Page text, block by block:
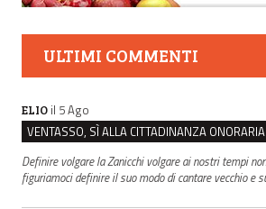
ULTIMI COMMENTI
ELIO il 5 Ago
Definire volgare la Zanicchi volgare ai nostri tempi
figuriamoci definire il suo modo di cantare vecchio e